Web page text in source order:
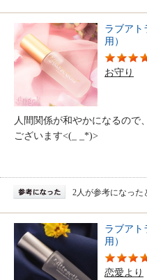
ラブアト
用）
お守り
人間関係が和やかになるので
ございます<(_ _*)>
2人が参考になった
ラブアト
用）
恋愛より